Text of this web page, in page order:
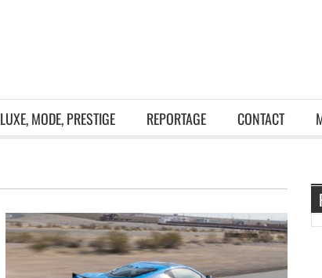
LUXE, MODE, PRESTIGE REPORTAGE CONTACT